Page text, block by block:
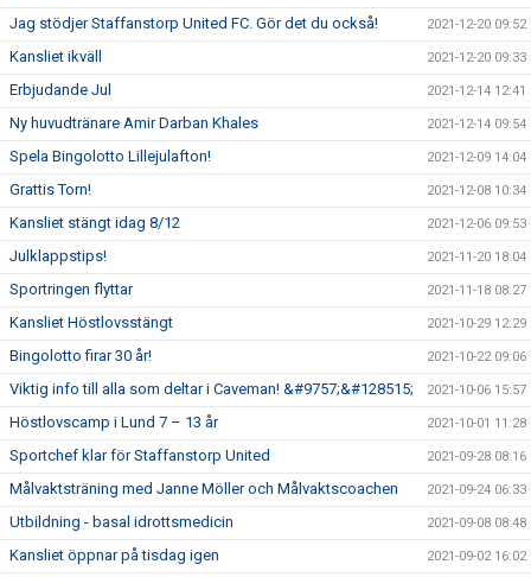
Jag stödjer Staffanstorp United FC. Gör det du också! 2021-12-20 09:52
Kansliet ikväll 2021-12-20 09:33
Erbjudande Jul 2021-12-14 12:41
Ny huvudtränare Amir Darban Khales 2021-12-14 09:54
Spela Bingolotto Lillejulafton! 2021-12-09 14:04
Grattis Torn! 2021-12-08 10:34
Kansliet stängt idag 8/12 2021-12-06 09:53
Julklappstips! 2021-11-20 18:04
Sportringen flyttar 2021-11-18 08:27
Kansliet Höstlovsstängt 2021-10-29 12:29
Bingolotto firar 30 år! 2021-10-22 09:06
Viktig info till alla som deltar i Caveman! &#9757;&#128515; 2021-10-06 15:57
Höstlovscamp i Lund 7 – 13 år 2021-10-01 11:28
Sportchef klar för Staffanstorp United 2021-09-28 08:16
Målvaktsträning med Janne Möller och Målvaktscoachen 2021-09-24 06:33
Utbildning - basal idrottsmedicin 2021-09-08 08:48
Kansliet öppnar på tisdag igen 2021-09-02 16:02